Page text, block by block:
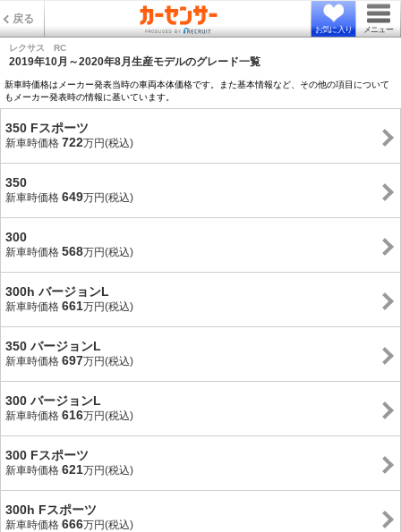
戻る
お気に入り メニュー
レクサス RC
2019年10月～2020年8月生産モデルのグレード一覧
新車時価格はメーカー発表当時の車両本体価格です。また基本情報など、その他の項目について
もメーカー発表時の情報に基いています。
350 Fスポーツ
新車時価格 722万円(税込)
350
新車時価格 649万円(税込)
300
新車時価格 568万円(税込)
300h バージョンL
新車時価格 661万円(税込)
350 バージョンL
新車時価格 697万円(税込)
300 バージョンL
新車時価格 616万円(税込)
300 Fスポーツ
新車時価格 621万円(税込)
300h Fスポーツ
新車時価格 666万円(税込)